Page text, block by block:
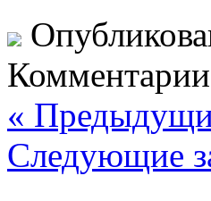
«
Следующие